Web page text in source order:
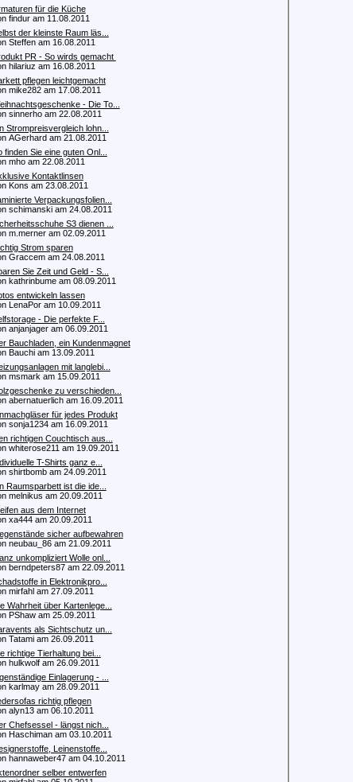
für die Küche
findur am 11.08.2011
der kleinste Raum läs...
Steffen am 16.08.2011
PR - So wirds gemacht
hilariuz am 16.08.2011
pflegen leichtgemacht
mike282 am 17.08.2011
- Die To...
sinnerho am 22.08.2011
Strompreisvergleich lohn...
AGerhard am 21.08.2011
finden Sie eine guten Onl...
mho am 22.08.2011
Kontaktlinsen
Kons am 23.08.2011
Verpackungsfolien...
schimanski am 24.08.2011
S3 dienen ...
m.merner am 02.09.2011
Strom sparen
Graccem am 24.08.2011
Sie Zeit und Geld - S...
kathrinbume am 08.09.2011
entwickeln lassen
LenaPor am 10.09.2011
- Die perfekte F...
anjanjager am 06.09.2011
Bauchladen, ein Kundenmagnet
Bauchi am 13.09.2011
mit langlebi...
msmark am 15.09.2011
zu verschieden...
abernatuerlich am 16.09.2011
für jedes Produkt
sonja1234 am 16.09.2011
richtigen Couchtisch aus...
whiterose211 am 19.09.2011
T-Shirts ganz e...
shirtbomb am 24.09.2011
Raumsparbett ist die ide...
melnikus am 20.09.2011
aus dem Internet
xa444 am 20.09.2011
sicher aufbewahren
neubau_86 am 21.09.2011
unkompliziert Wolle onl...
berndpeters87 am 22.09.2011
in Elektronikpro...
mirfahl am 27.09.2011
Wahrheit über Kartenlege...
PShaw am 25.09.2011
als Sichtschutz un...
Tatami am 26.09.2011
richtige Tierhaltung bei...
hulkwolf am 26.09.2011
Einlagerung - ...
karlmay am 28.09.2011
richtig pflegen
alyn13 am 06.10.2011
Chefsessel - längst nich...
Haschiman am 03.10.2011
Leinenstoffe...
hannaweber47 am 04.10.2011
selber entwerfen